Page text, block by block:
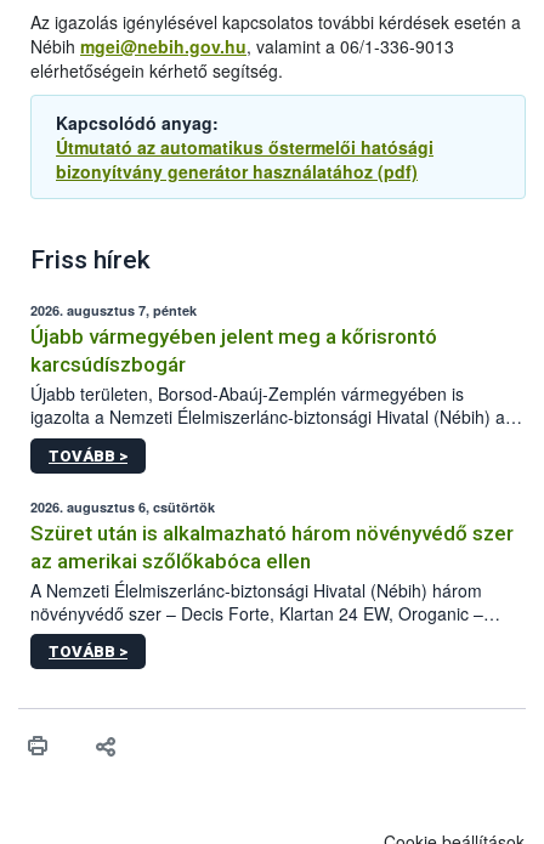
Az igazolás igénylésével kapcsolatos további kérdések esetén a
Nébih mgei@nebih.gov.hu, valamint a 06/1-336-9013
elérhetőségein kérhető segítség.
Kapcsolódó anyag:
Útmutató az automatikus őstermelői hatósági
bizonyítvány generátor használatához (pdf)
Friss hírek
2026. augusztus 7, péntek
Újabb vármegyében jelent meg a kőrisrontó
karcsúdíszbogár
Újabb területen, Borsod-Abaúj-Zemplén vármegyében is
igazolta a Nemzeti Élelmiszerlánc-biztonsági Hivatal (Nébih) a
kőrisrontó karcsúdíszbogár (Agrilus planipennis) jelenlétét. A
kártevőt nem csak színcsapdában találták meg, de már fertőzött
az intenzív felderítést, emellett az intézkedéseket a szlovák
hatósággal is összehangolják a terjedés megállítása érdekében.
TOVÁBB >
2026. augusztus 6, csütörtök
Szüret után is alkalmazható három növényvédő szer
az amerikai szőlőkabóca ellen
A Nemzeti Élelmiszerlánc-biztonsági Hivatal (Nébih) három
növényvédő szer – Decis Forte, Klartan 24 EW, Oroganic –
engedélyokiratát módosította, így azok a szüretet követően,
egészen a vesszőérettség (BBCH 91) stádiumáig
érésű szőlőkben is legyen lehetőség a károsító elleni további
felhasználók számára is elérhető és ökológiai termesztésben is
TOVÁBB >